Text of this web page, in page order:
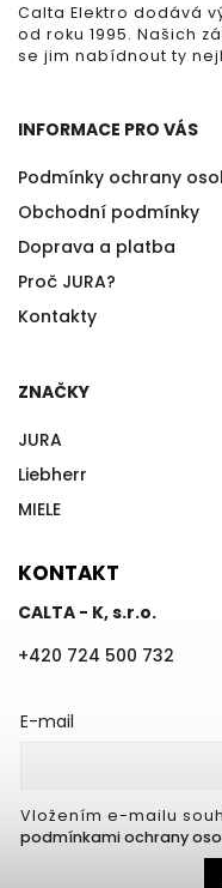
Calta Elektro dodává
od roku 1995. Našich
se jim nabídnout ty
INFORMACE PRO VÁS
Podmínky ochrany
Obchodní podmínky
Doprava a platba
Proč JURA?
Kontakty
ZNAČKY
JURA
Liebherr
MIELE
KONTAKT
CALTA - K, s.r.o.
+420 724 500 732
E-mail
Vložením e-mailu
podmínkami ochrany